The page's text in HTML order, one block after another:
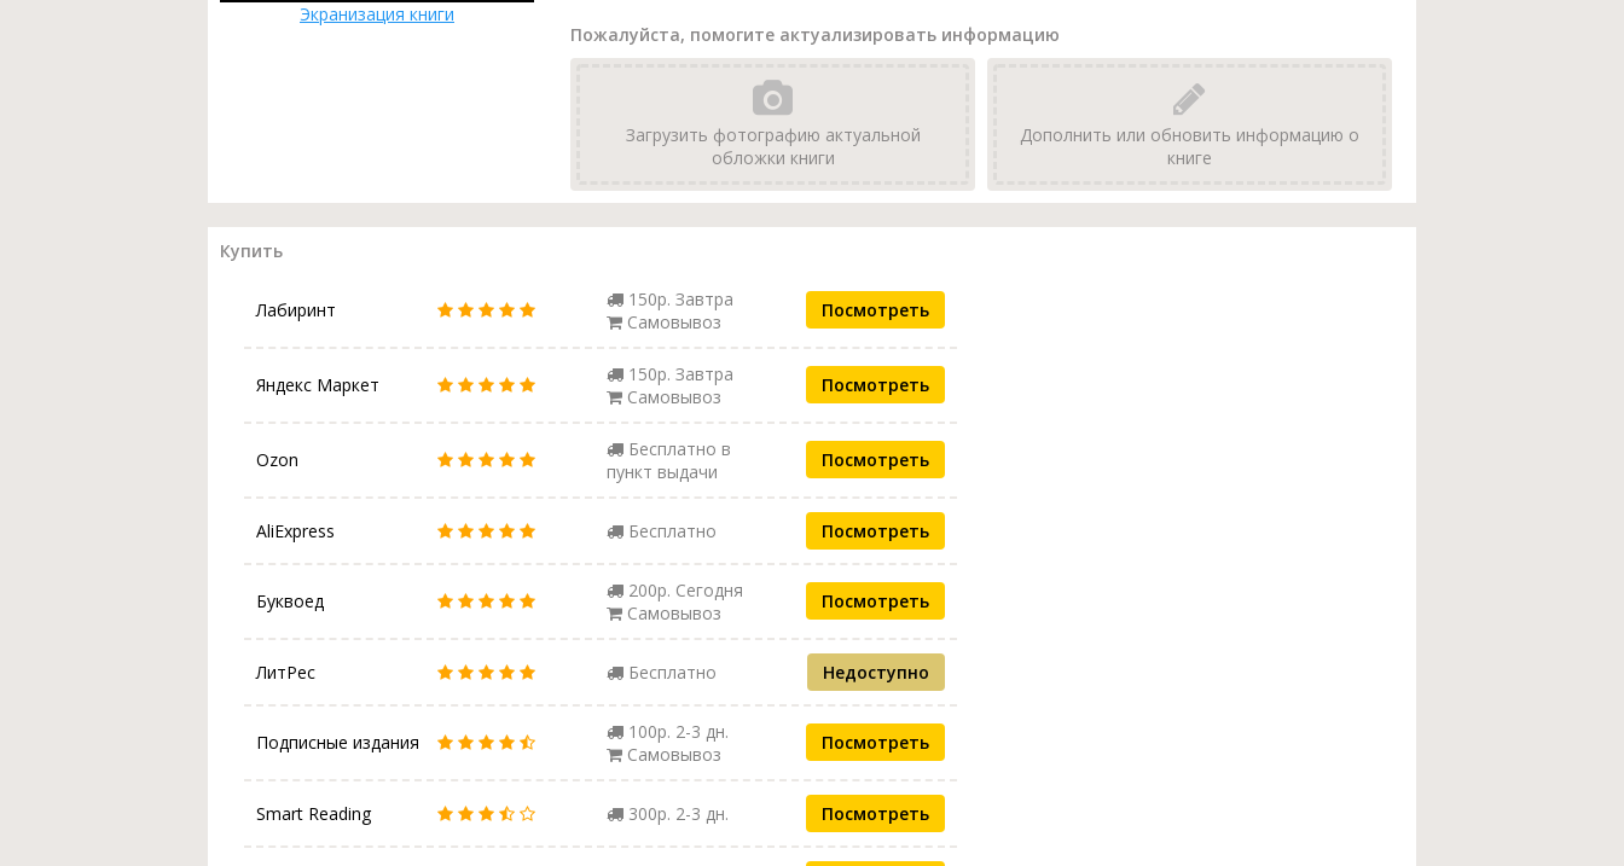
Экранизация книги
Пожалуйста, помогите актуализировать информацию
Загрузить фотографию актуальной
обложки книги
Дополнить или обновить информацию о
книге
Купить
Лабиринт
150р. Завтра
Самовывоз
Посмотреть
Яндекс Маркет
150р. Завтра
Самовывоз
Посмотреть
Ozon
Бесплатно в
пункт выдачи
Посмотреть
AliExpress Бесплатно Посмотреть
Буквоед
200р. Сегодня
Самовывоз
Посмотреть
ЛитРес Бесплатно Недоступно
Подписные издания
100р. 2-3 дн.
Самовывоз
Посмотреть
Smart Reading 300р. 2-3 дн. Посмотреть